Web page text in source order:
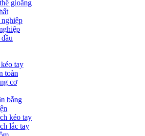
gioăng
tay
toàn
cơ
bằng
kéo tay
lắc tay